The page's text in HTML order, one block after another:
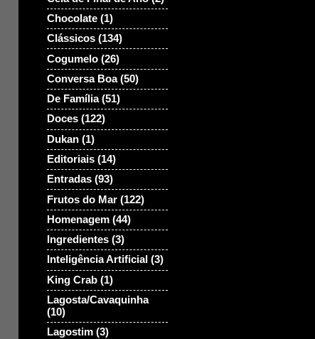
Chocolate (1)
Clássicos (134)
Cogumelo (26)
Conversa Boa (50)
De Família (51)
Doces (122)
Dukan (1)
Editoriais (14)
Entradas (93)
Frutos do Mar (122)
Homenagem (44)
Ingredientes (3)
Inteligência Artificial (3)
King Crab (1)
Lagosta/Cavaquinha
(10)
Lagostim (3)